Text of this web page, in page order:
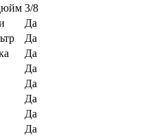
3/8
Да
Да
Да
Да
Да
Да
Да
Да